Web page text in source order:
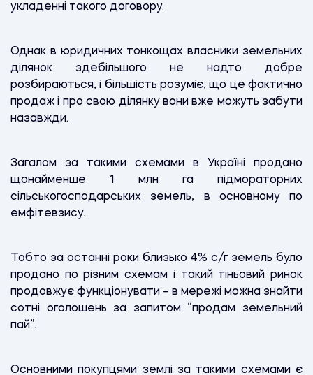
укладенні такого договору.
Однак в юридичних тонкощах власники земельних
ділянок здебільшого не надто добре
розбираються, і більшість розуміє, що це фактично
продаж і про свою ділянку вони вже можуть забути
назавжди.
Загалом за такими схемами в Україні продано
щонайменше 1 млн га підмораторних
сільськогосподарських земель, в основному по
емфітевзису.
Тобто за останні роки близько 4% с/г земель було
продано по різним схемам і такий тіньовий ринок
продовжує функціонувати – в мережі можна знайти
сотні оголошень за запитом “продам земельний
пай”.
Основними покупцями землі за такими схемами є